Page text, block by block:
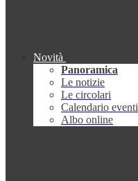
Novità
Panoramica
Le notizie
Le circolari
Calendario eventi
Albo online